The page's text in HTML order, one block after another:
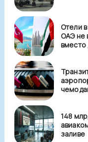
Отели
ОАЭ не
вместо
148
заливе